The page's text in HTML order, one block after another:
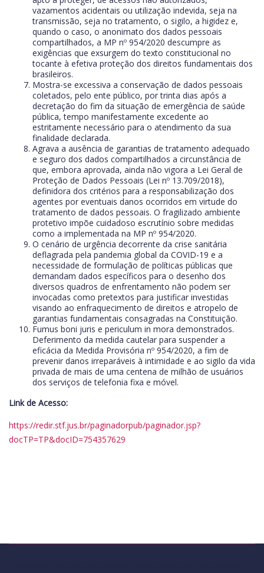
vazamentos acidentais ou utilização indevida, seja na
transmissão, seja no tratamento, o sigilo, a higidez e,
quando o caso, o anonimato dos dados pessoais
compartilhados, a MP nº 954/2020 descumpre as
exigências que exsurgem do texto constitucional no
tocante à efetiva proteção dos direitos fundamentais dos
brasileiros.
Mostra-se excessiva a conservação de dados pessoais
coletados, pelo ente público, por trinta dias após a
decretação do fim da situação de emergência de saúde
pública, tempo manifestamente excedente ao
estritamente necessário para o atendimento da sua
finalidade declarada.
Agrava a ausência de garantias de tratamento adequado
e seguro dos dados compartilhados a circunstância de
que, embora aprovada, ainda não vigora a Lei Geral de
Proteção de Dados Pessoais (Lei nº 13.709/2018),
definidora dos critérios para a responsabilização dos
agentes por eventuais danos ocorridos em virtude do
tratamento de dados pessoais. O fragilizado ambiente
protetivo impõe cuidadoso escrutínio sobre medidas
como a implementada na MP nº 954/2020.
O cenário de urgência decorrente da crise sanitária
deflagrada pela pandemia global da COVID-19 e a
necessidade de formulação de políticas públicas que
demandam dados específicos para o desenho dos
diversos quadros de enfrentamento não podem ser
invocadas como pretextos para justificar investidas
visando ao enfraquecimento de direitos e atropelo de
garantias fundamentais consagradas na Constituição.
Fumus boni juris e periculum in mora demonstrados.
Deferimento da medida cautelar para suspender a
eficácia da Medida Provisória nº 954/2020, a fim de
prevenir danos irreparáveis à intimidade e ao sigilo da vida
privada de mais de uma centena de milhão de usuários
dos serviços de telefonia fixa e móvel.
Link de Acesso:
https://redir.stf.jus.br/paginadorpub/paginador.jsp?
docTP=TP&docID=754357629